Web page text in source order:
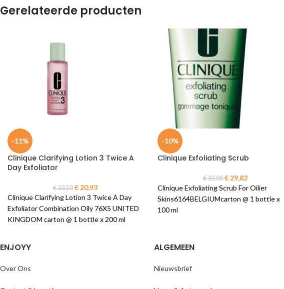
Gerelateerde producten
-11%
Clinique Clarifying Lotion 3 Twice A
Day Exfoliator
€23,50 €20,93
Clinique Clarifying Lotion 3 Twice A Day
Exfoliator Combination Oily 76X5 UNITED
KINGDOM carton @ 1 bottle x 200 ml
-10%
Clinique Exfoliating Scrub
€33,00 €29,82
Clinique Exfoliating Scrub For Oilier
Skins6164BELGIUMcarton @ 1 bottle x
100 ml
ENJOYY
Over Ons
ALGEMEEN
Nieuwsbrief